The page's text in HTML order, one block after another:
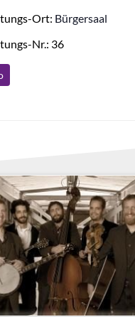
Ort: Bürgersaal
Nr.: 36